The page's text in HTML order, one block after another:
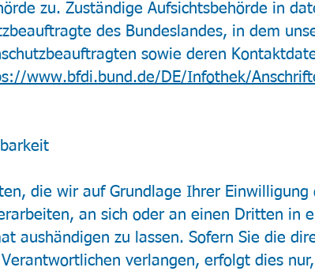
zu. Zuständige Aufsichtsbehörde in
des Bundeslandes, in dem
sowie deren
www.bfdi.bund.de/DE/Infothek/
die wir auf Grundlage Ihrer
an sich oder an einen Dritten in
aushändigen zu lassen. Sofern Sie die
verlangen, erfolgt dies